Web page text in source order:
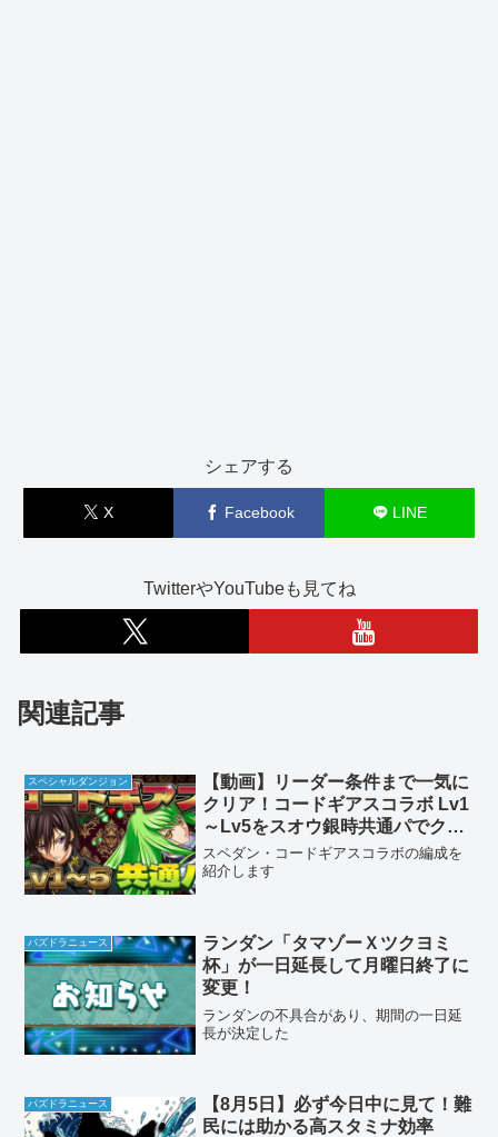
シェアする
X Facebook LINE
TwitterやYouTubeも見てね
関連記事
スペシャルダンジョン
【動画】リーダー条件まで一気に
クリア！コードギアスコラボ Lv1
～Lv5をスオウ銀時共通パでクリ
ア
スペダン・コードギアスコラボの編成を
紹介します
パズドラニュース
ランダン「タマゾーＸツクヨミ
杯」が一日延長して月曜日終了に
変更！
ランダンの不具合があり、期間の一日延
長が決定した
パズドラニュース
【8月5日】必ず今日中に見て！難
民には助かる高スタミナ効率